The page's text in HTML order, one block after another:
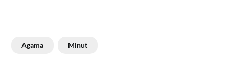
Agama Minut